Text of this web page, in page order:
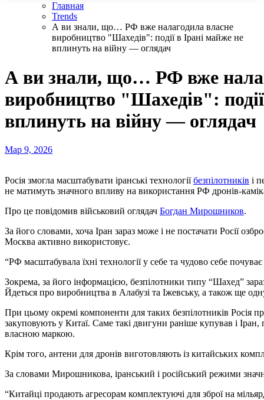
Главная
Trends
А ви знали, що… РФ вже налагодила власне
виробництво "Шахедів": події в Ірані майже не
вплинуть на війну — оглядач
А ви знали, що… РФ вже
виробництво "Шахедів":
вплинуть на війну — оглядач
Мар 9, 2026
Росія змогла масштабувати іранські технологіїбезпілотників і
не матимуть значного впливу на використання РФ дронів-
Про це повідомив військовий оглядач Богдан Мирошников.
За його словами, хоча Іран зараз може і не постачати Росії
Москва активно використовує.
“РФ масштабувала їхні технології у себе та чудово себе
Зокрема, за його інформацією, безпілотники типу “Шахед”
Йдеться про виробництва в Алабузі та Іжевську, а також ще
При цьому окремі компоненти для таких безпілотників Росія
закуповують у Китаї. Саме такі двигуни раніше купував і
власною маркою.
Крім того, антени для дронів виготовляють із китайських
За словами Мирошникова, іранський і російський режими
“Китайці продають агресорам комплектуючі для зброї на